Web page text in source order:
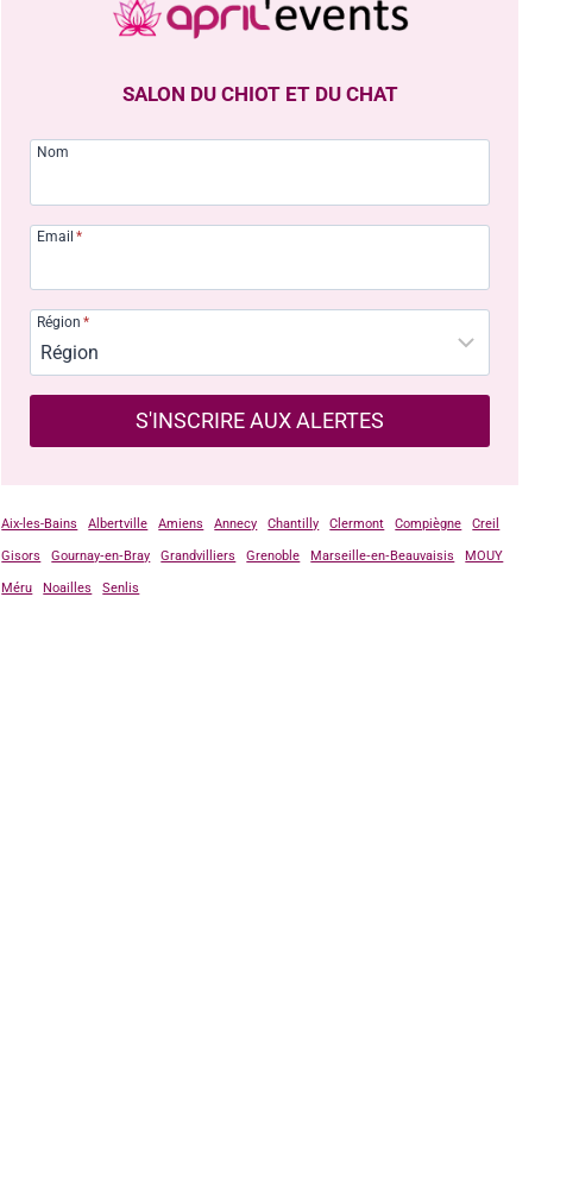
SALON DU CHIOT ET DU CHAT
Nom
Email *
Région *
S'INSCRIRE AUX ALERTES
Aix-les-Bains Albertville Amiens Annecy Chantilly Clermont Compiègne Creil
Gisors Gournay‑en‑Bray Grandvilliers Grenoble Marseille‑en‑Beauvaisis MOUY
Méru Noailles Senlis